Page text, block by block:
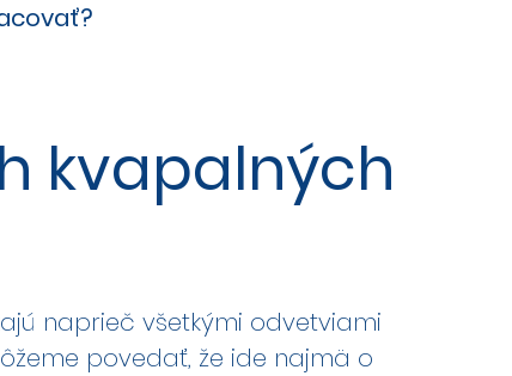
kvapalných
naprieč všetkými odvetviami
povedať, že ide najmä o